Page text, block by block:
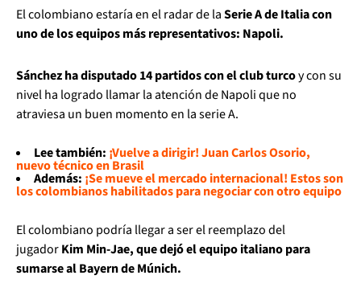
El colombiano estaría en el radar de laSerie A de Italia con
uno de los equipos más representativos: Napoli.
Sánchez ha disputado 14 partidos con el club turcoy con su
nivel ha logrado llamar la atención de Napoli que no
atraviesa un buen momento en la serie A.
Lee también: ¡Vuelve a dirigir! Juan Carlos Osorio,
nuevo técnico en Brasil
Además: ¡Se mueve el mercado internacional! Estos son
los colombianos habilitados para negociar con otro equipo
El colombiano podría llegar a ser el reemplazo del
jugadorKim Min-Jae, que dejó el equipo italiano para
sumarse al Bayern de Múnich.